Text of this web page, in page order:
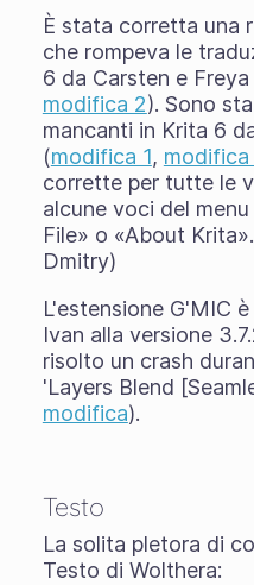
È stata corretta una
che rompeva le
6 da Carsten e Freya
modifica 2). Sono
mancanti in Krita 6
(modifica 1, modifica
corrette per tutte le
alcune voci del
File» o «About
Dmitry)
L'estensione G'MIC
Ivan alla versione
risolto un crash
'Layers Blend
modifica).
Testo
La solita pletora di
Testo di Wolthera: